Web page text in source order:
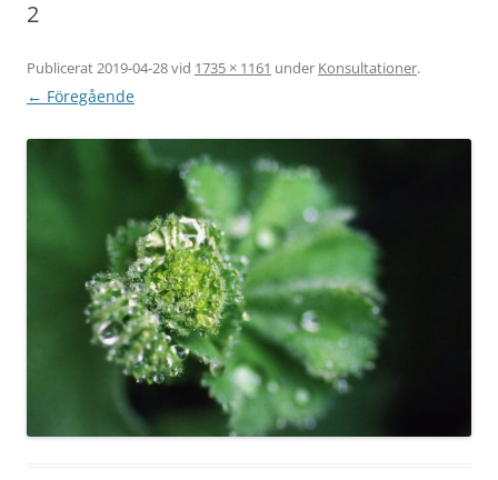
2
Publicerat2019-04-28vid 1735 × 1161 under Konsultationer.
← Föregående